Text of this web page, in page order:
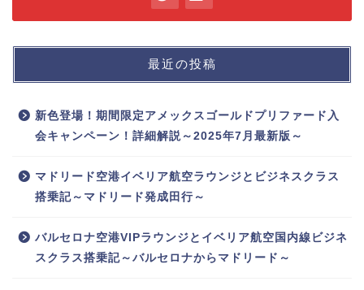
最近の投稿
新色登場！期間限定アメックスゴールドプリファード入
会キャンペーン！詳細解説～2025年7月最新版～
マドリード空港イベリア航空ラウンジとビジネスクラス
搭乗記～マドリード発成田行～
バルセロナ空港VIPラウンジとイベリア航空国内線ビジネ
スクラス搭乗記～バルセロナからマドリード～